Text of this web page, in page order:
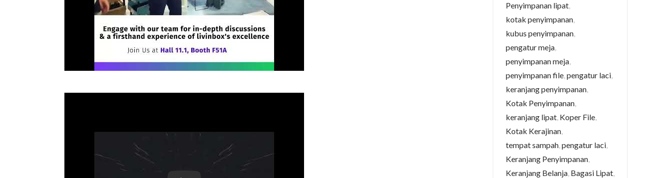
Penyimpanan lipat,
kotak penyimpanan,
kubus penyimpanan,
pengatur meja,
penyimpanan meja,
penyimpanan file,pengatur laci,
keranjang penyimpanan,
Kotak Penyimpanan,
keranjang lipat, Koper File,
Kotak Kerajinan,
tempat sampah,pengatur laci,
Keranjang Penyimpanan,
Keranjang Belanja, Bagasi Lipat,